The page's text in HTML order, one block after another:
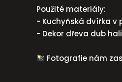
Použité materiály:
- Kuchyňská dvířka v
- Dekor dřeva dub
Fotografie nám